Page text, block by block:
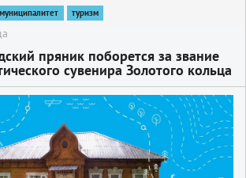
муниципалитет туризм
пряник поборется за звание
сувенира Золотого кольца